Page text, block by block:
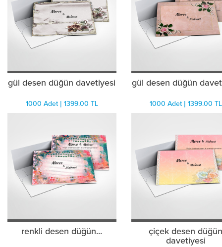
gül desen düğün davetiyesi
1000 Adet | 1399.00 TL
gül desen düğün
1000 Adet | 1399.00 TL
renkli desen düğün...
çiçek desen
davetiyesi